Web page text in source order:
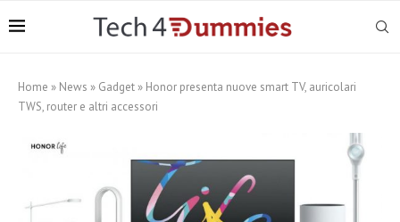
Home » News » Gadget » Honor presenta nuove smart TV, auricolari
TWS, router e altri accessori